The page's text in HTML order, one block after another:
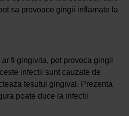
sa provoace gingii inflamate la
fi gingivita, pot provoca gingii
infectii sunt cauzate de
tesutul gingival. Prezenta
poate duce la infectii